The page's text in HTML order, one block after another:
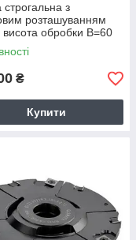
з
розташуванням
висота обробки В=60
60 мм d = 32 мм
₴
Купити